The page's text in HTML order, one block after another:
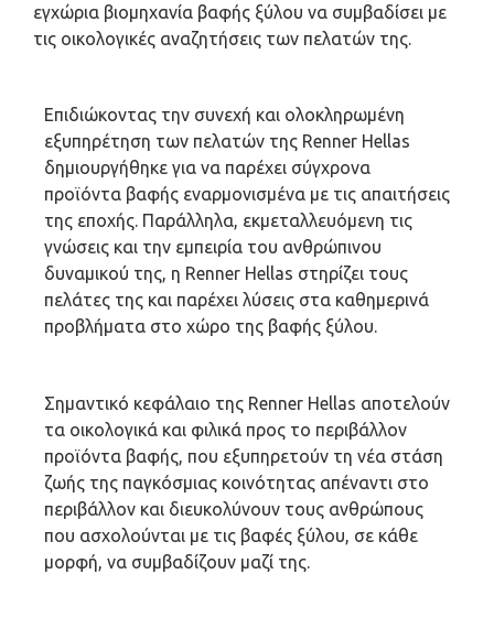
εγχώρια βιομηχανία βαφής ξύλου να συμβαδίσει με
τις οικολογικές αναζητήσεις των πελατών της.
Επιδιώκοντας την συνεχή και ολοκληρωμένη
εξυπηρέτηση των πελατών της Renner Hellas
δημιουργήθηκε για να παρέχει σύγχρονα
προϊόντα βαφής εναρμονισμένα με τις απαιτήσεις
της εποχής. Παράλληλα, εκμεταλλευόμενη τις
γνώσεις και την εμπειρία του ανθρώπινου
δυναμικού της, η Renner Hellas στηρίζει τους
πελάτες της και παρέχει λύσεις στα καθημερινά
προβλήματα στο χώρο της βαφής ξύλου.
Σημαντικό κεφάλαιο της Renner Hellas αποτελούν
τα οικολογικά και φιλικά προς το περιβάλλον
προϊόντα βαφής, που εξυπηρετούν τη νέα στάση
ζωής της παγκόσμιας κοινότητας απέναντι στο
περιβάλλον και διευκολύνουν τους ανθρώπους
που ασχολούνται με τις βαφές ξύλου, σε κάθε
μορφή, να συμβαδίζουν μαζί της.